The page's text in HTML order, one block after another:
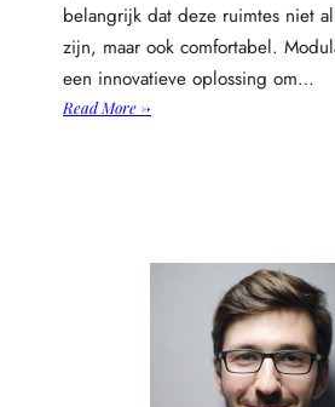
belangrijk dat deze ruimtes niet
zijn, maar ook comfortabel.
een innovatieve oplossing om…
Read More →:
n